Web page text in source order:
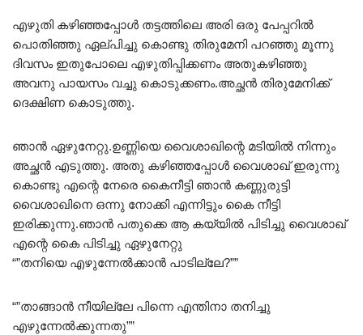
എഴുതി കഴിഞ്ഞപ്പോൾ തട്ടത്തിലെ അരി ഒരു പേപ്പറിൽ
പൊതിഞ്ഞു ഏല്പിച്ചു കൊണ്ടു തിരുമേനി പറഞ്ഞു മൂന്നു
ദിവസം ഇതുപോലെ എഴുതിപ്പിക്കണം അതുകഴിഞ്ഞു
അവനു പായസം വച്ചു കൊടുക്കണം.അച്ഛൻ തിരുമേനിക്ക്
ദെക്ഷിണ കൊടുത്തു.
ഞാൻ ഏഴുനേറ്റു.ഉണ്ണിയെ വൈശാഖിന്റെ മടിയിൽ നിന്നും
അച്ഛൻ എടുത്തു. അതു കഴിഞ്ഞപ്പോൾ വൈശാഖ് ഇരുന്നു
കൊണ്ടു എന്റെ നേരെ കൈനീട്ടി ഞാൻ കണ്ണുരുട്ടി
വൈശാഖിനെ ഒന്നു നോക്കി എന്നിട്ടും കൈ നീട്ടി
ഇരിക്കുന്നു.ഞാൻ പതുക്കെ ആ കയ്യിൽ പിടിച്ചു വൈശാഖ്
എന്റെ കൈ പിടിച്ചു ഏഴുനേറ്റു
“”തനിയെ എഴുന്നേൽക്കാൻ പാടില്ലേ?””
“”താങ്ങാൻ നീയില്ലേ പിന്നെ എന്തിനാ തനിച്ചു
എഴുന്നേൽക്കുന്നതു””